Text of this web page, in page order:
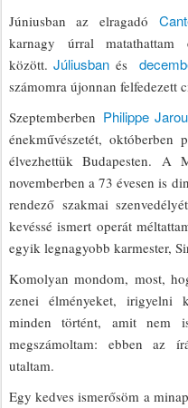
Júniusban az elragadó
karnagy úrral
között.Júliusban és
számomra újonnan felfedezett
Szeptemberben Philippe
énekművészetét, októberben
élvezhettük Budapesten. A
novemberben a 73 évesen is
rendező szakmai
kevéssé ismert operát
egyik legnagyobb karmester,
Komolyan mondom, most,
zenei élményeket, irigyelni
minden történt, amit nem
megszámoltam: ebben az
utaltam.
Egy kedves ismerősöm a